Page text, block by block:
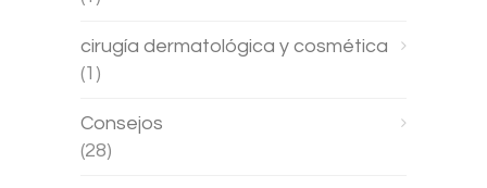
cirugía dermatológica y cosmética
(1)
Consejos
(28)